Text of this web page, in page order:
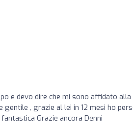
e devo dire che mi sono affidato alla
, grazie al lei in 12 mesi ho
Grazie ancora Denni